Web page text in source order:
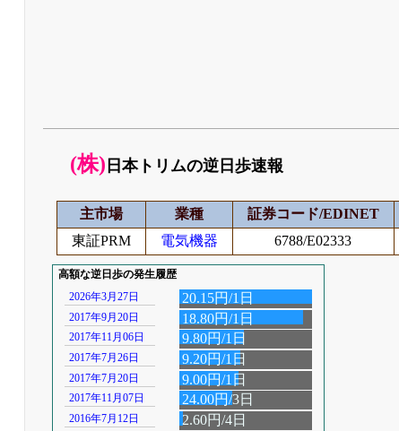
(株) 日本トリムの逆日歩速報
主市場 業種 証券コード/EDINET
東証PRM
電気機器 6788/E02333
高額な逆日歩の発生履歴
2026年3月27日
20.15円/1日
2017年9月20日 18.80円/1日
2017年11月06日 9.80円/1日
2017年7月26日 9.20円/1日
2017年7月20日 9.00円/1日
2017年11月07日 24.00円/3日
2016年7月12日 2.60円/4日